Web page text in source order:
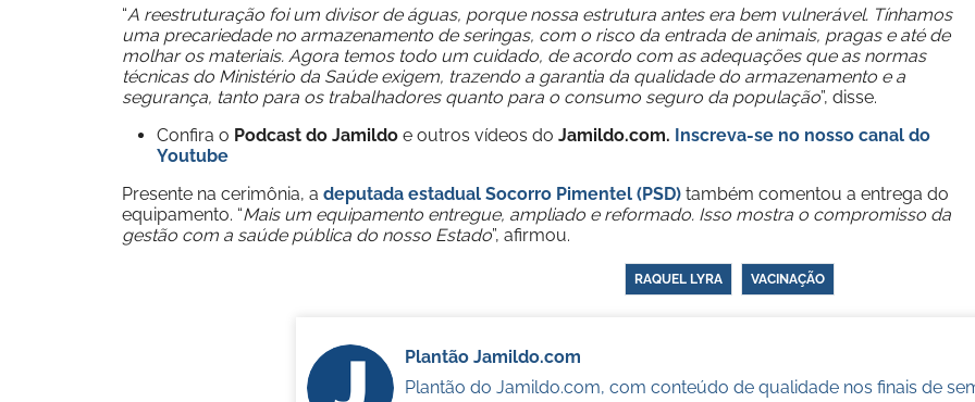
“A reestruturação foi um divisor de águas, porque nossa estrutura antes era bem vulnerável. Tínhamos
uma precariedade no armazenamento de seringas, com o risco da entrada de animais, pragas e até de
molhar os materiais. Agora temos todo um cuidado, de acordo com as adequações que as normas
técnicas do Ministério da Saúde exigem, trazendo a garantia da qualidade do armazenamento e a
segurança, tanto para os trabalhadores quanto para o consumo seguro da população”, disse.
Confira o Podcast do Jamildo e outros vídeos do Jamildo.com. Inscreva-se no nosso canal do
Youtube
Presente na cerimônia, a deputada estadual Socorro Pimentel (PSD) também comentou a entrega do
equipamento. “Mais um equipamento entregue, ampliado e reformado. Isso mostra o compromisso da
gestão com a saúde pública do nosso Estado”, afirmou.
RAQUEL LYRA VACINAÇÃO
Plantão Jamildo.com
Plantão do Jamildo.com, com conteúdo de qualidade nos finais de